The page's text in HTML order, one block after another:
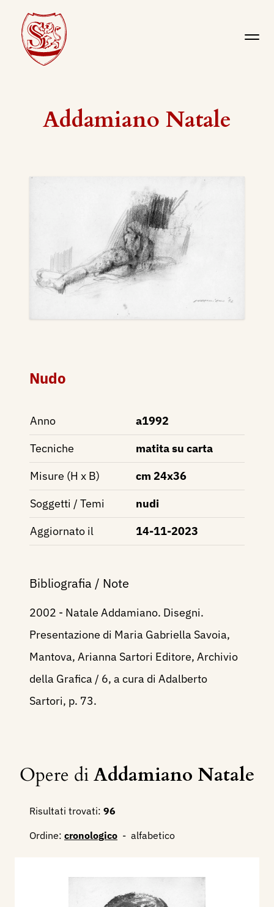
Addamiano Natale
Nudo
Anno
a1992
Tecniche
matita su carta
Misure (H x B)
cm 24x36
Soggetti / Temi
nudi
Aggiornato il
14-11-2023
Bibliografia / Note
2002 - Natale Addamiano. Disegni.
Presentazione di Maria Gabriella Savoia,
Mantova, Arianna Sartori Editore, Archivio
della Grafica / 6, a cura di Adalberto
Sartori, p. 73.
Opere diAddamiano Natale
Risultati trovati: 96
Ordine: cronologico - alfabetico